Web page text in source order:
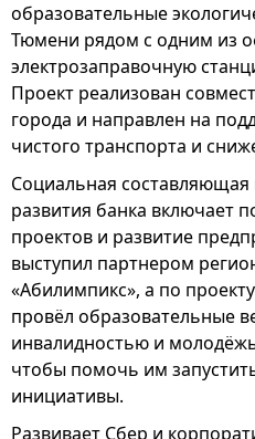
образовательные
Тюмени рядом с одним из
электрозаправочную
Проект реализован
города и направлен на
чистого транспорта и
Социальная составляющая
развития банка включает
проектов и развитие
выступил партнером
«Абилимпикс», а по
провёл образовательные
инвалидностью и
чтобы помочь им
инициативы.
Развивает Сбер и